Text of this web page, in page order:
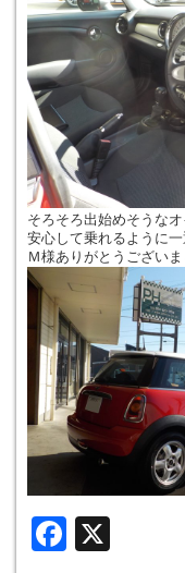
そろそろ出始めそうな
安心して乗れるように
Ｍ様ありがとうございま